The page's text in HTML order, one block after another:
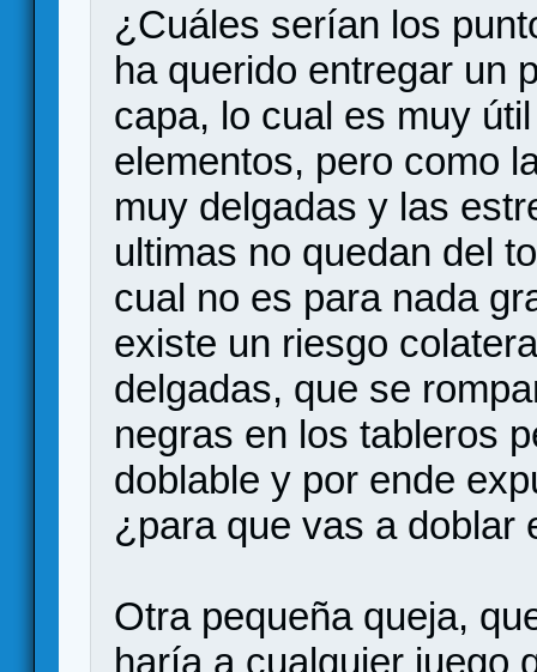
¿Cuáles serían los
ha querido entregar un
capa, lo cual es muy
elementos, pero como
muy delgadas y las
ultimas no quedan del
cual no es para nada
existe un riesgo
delgadas, que se
negras en los tableros
doblable y por ende
¿para que vas a doblar
Otra pequeña queja,
haría a cualquier juego